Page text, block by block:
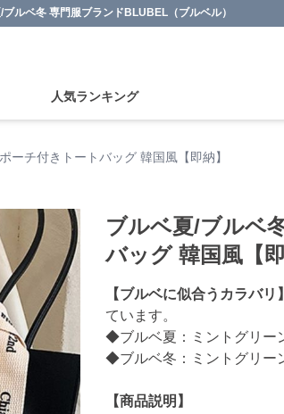
ブルベ冬 専門服ブランドBLUBEL（ブルベル）
人気ランキング
ーチ付きトートバッグ 韓国風【即納】
ブルベ夏/ブルベ
バッグ 韓国風【即
【ブルベに似合うカラバリ】
ています。
◆ブルベ夏：ミントグリー
◆ブルベ冬：ミントグリー
【商品説明】